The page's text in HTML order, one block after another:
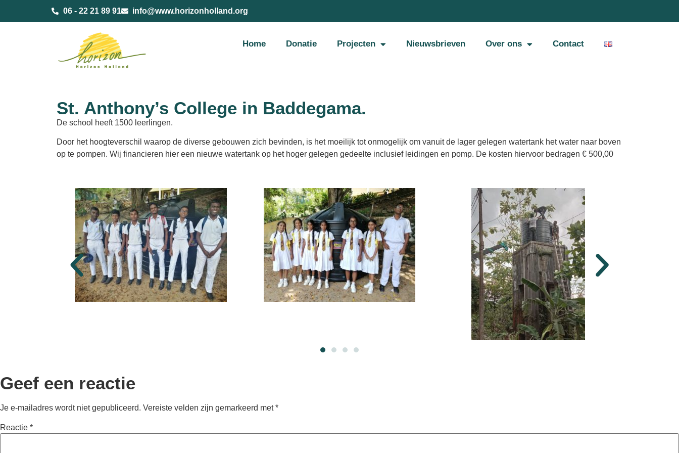
06 - 22 21 89 91 info@www.horizonholland.org
Home Donatie Projecten Nieuwsbrieven Over ons Contact
St. Anthony’s College in Baddegama.
De school heeft 1500 leerlingen.
Door het hoogteverschil waarop de diverse gebouwen zich bevinden, is het moeilijk tot onmogelijk om vanuit de lager gelegen watertank het water naar boven
op te pompen. Wij financieren hier een nieuwe watertank op het hoger gelegen gedeelte inclusief leidingen en pomp. De kosten hiervoor bedragen € 500,00
Geef een reactie
Je e-mailadres wordt niet gepubliceerd. Vereiste velden zijn gemarkeerd met*
Reactie *